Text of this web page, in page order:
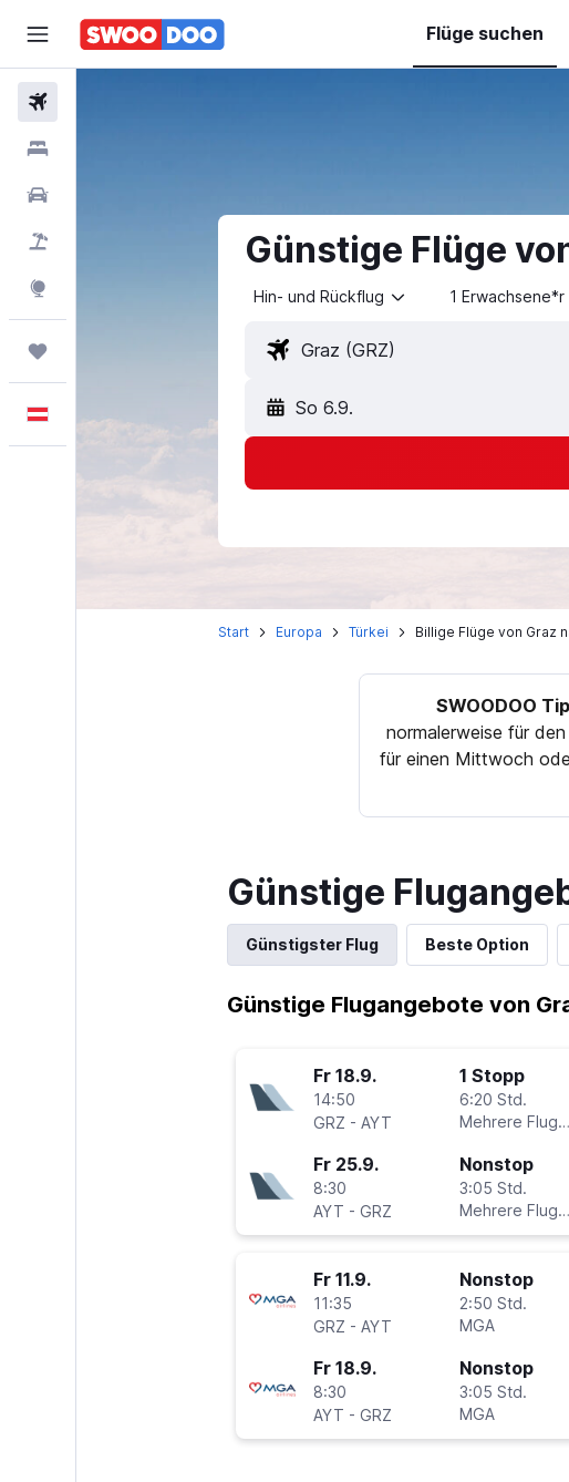
Flüge suchen
Günstige Flüge
Hin- und Rückflug 1 Erwachsene*r
So 6.9.
Start Europa Türkei Billige Flüge von Graz
SWOODOO
normalerweise für
für einen Mittwoch
Günstige
Günstigster Flug Beste Option
Günstige Flugangebote von
Fr 18.9.
14:50
GRZ - AYT
1 Stopp
6:20 Std.
Mehrere
Fr 25.9.
8:30
AYT - GRZ
Nonstop
3:05 Std.
Mehrere
Fr 11.9.
11:35
GRZ - AYT
Nonstop
2:50 Std.
MGA
Fr 18.9.
8:30
AYT - GRZ
Nonstop
3:05 Std.
MGA